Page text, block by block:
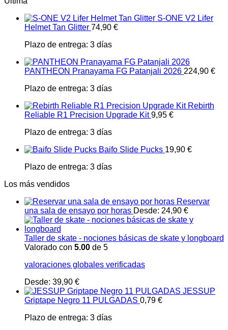
S-ONE V2 Lifer
Helmet Tan Glitter 74,90 €
Plazo de entrega: 3 días
PANTHEON Pranayama FG Patanjali 2026 224,90 €
Plazo de entrega: 3 días
Rebirth
Reliable R1 Precision Upgrade Kit 9,95 €
Plazo de entrega: 3 días
Baifo Slide Pucks 19,90 €
Plazo de entrega: 3 días
Los más vendidos
Reservar
una sala de ensayo por horas Desde: 24,90 €
Taller de skate - nociones básicas de skate y longboard
Valorado con 5.00 de 5
valoraciones globales verificadas
Desde: 39,90 €
JESSUP
Griptape Negro 11 PULGADAS 0,79 €
Plazo de entrega: 3 días